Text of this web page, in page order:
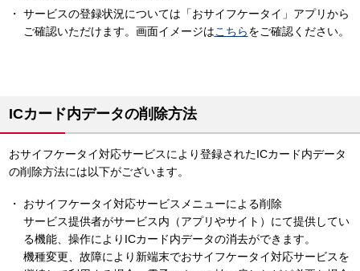
サービスの登録状況については「おサイフケータイ」アプリから
ご確認いただけます。画面イメージはこちらをご確認ください。
ICカード内データの削除方法
おサイフケータイ対応サービスにより登録されたICカード内データ
の削除方法には以下がございます。
おサイフケータイ対応サービスメニューによる削除
サービス提供者がサービス内（アプリやサイト）にて提供してい
る機能、操作によりICカード内データの消去ができます。
機種変更、故障により新端末でおサイフケータイ対応サービスを